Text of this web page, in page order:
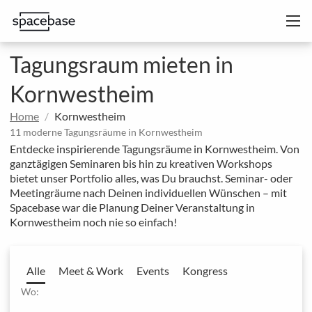
Tagungsraum mieten in
Kornwestheim
Home Kornwestheim
11 moderne Tagungsräume in Kornwestheim
Entdecke inspirierende Tagungsräume in Kornwestheim. Von
ganztägigen Seminaren bis hin zu kreativen Workshops
bietet unser Portfolio alles, was Du brauchst. Seminar- oder
Meetingräume nach Deinen individuellen Wünschen – mit
Spacebase war die Planung Deiner Veranstaltung in
Kornwestheim noch nie so einfach!
Alle Meet & Work Events Kongress
Wo: